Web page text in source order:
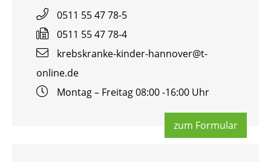
0511 55 47 78-5
0511 55 47 78-4
krebs­kran­ke-kin­der-han­no­ver@​t-​
online.​de
Mon­tag – Frei­tag 08:00 -16:00 Uhr
zum For­mu­lar